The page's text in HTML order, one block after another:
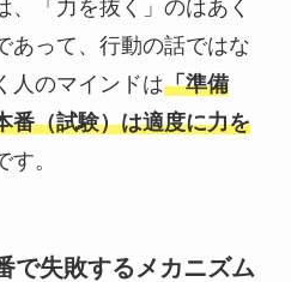
、「力を抜く」のはあく
あって、行動の話ではな
人のマインドは「準備
番（試験）は適度に力を
。
で失敗するメカニズム